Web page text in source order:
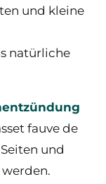
und kleine
natürliche
fauve de
und